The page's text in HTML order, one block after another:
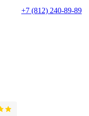
+7 (812) 240-89-89